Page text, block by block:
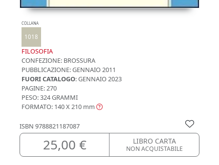
COLLANA
1018
FILOSOFIA
CONFEZIONE: BROSSURA
PUBBLICAZIONE:GENNAIO 2011
FUORI CATALOGO: GENNAIO 2023
PAGINE: 270
PESO: 324 GRAMMI
FORMATO: 140 X 210 mm
ISBN 9788821187087
25,00 € LIBRO CARTA
NON ACQUISTABILE